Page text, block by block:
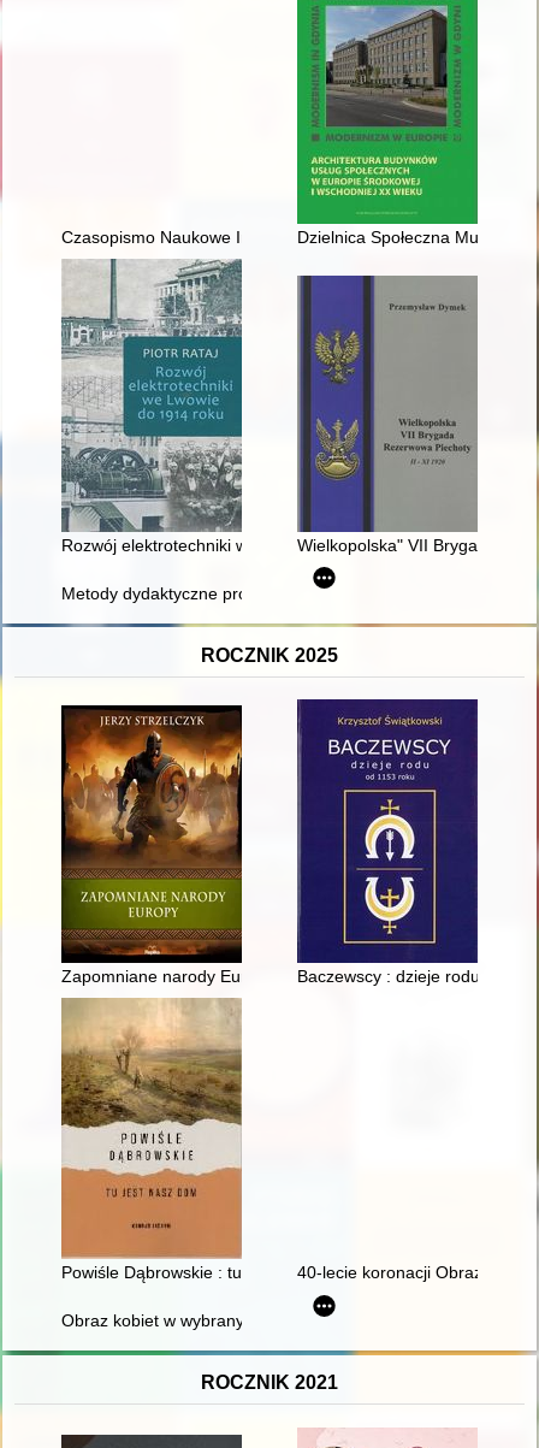
Czasopismo Naukowe Instytutu Studiów Kobiecych. 2024, [nr]
Dzielnica Społeczna Muranów
Rozwój elektrotechniki we Lwowie do 1914 roku
Wielkopolska" VII Brygada
Metody dydaktyczne profesor Barbary Iglikowskiej :
ROCZNIK 2025
Zapomniane narody Europy Baczewscy : dzieje rodu od
Powiśle Dąbrowskie : tu jest nasz dom : historia rodów
40-lecie koronacji Obrazu
Obraz kobiet w wybranych dziełach historiografii kościelnej z
ROCZNIK 2021